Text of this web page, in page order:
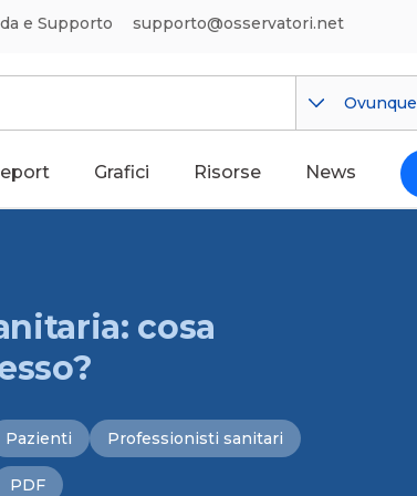
e Supporto supporto@osservatori.net
Ovunque
Grafici Risorse News
cosa
Pazienti Professionisti sanitari
PDF